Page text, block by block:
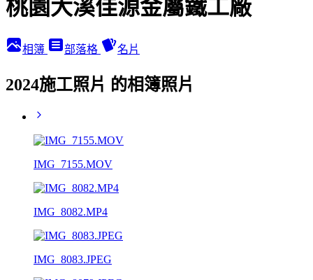
桃園大溪佳源金屬鐵工廠
相簿 部落格 名片
2024施工照片 的相簿照片
IMG_7155.MOV
IMG_8082.MP4
IMG_8083.JPEG